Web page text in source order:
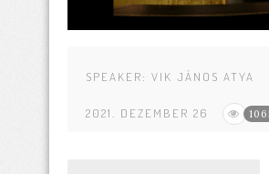
SPEAKER: VIK JÁNOS ATYA
2021. DEZEMBER 26